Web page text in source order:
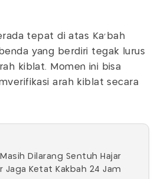
tepat di atas Ka’bah
yang berdiri tegak lurus
kiblat. Momen ini bisa
arah kiblat secara
Dilarang Sentuh Hajar
Jaga Ketat Kakbah 24 Jam